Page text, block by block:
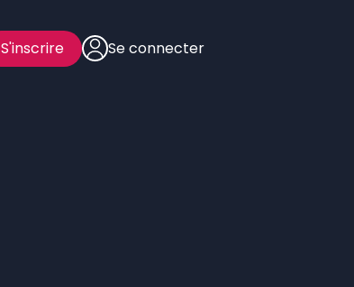
S'inscrire Se connecter